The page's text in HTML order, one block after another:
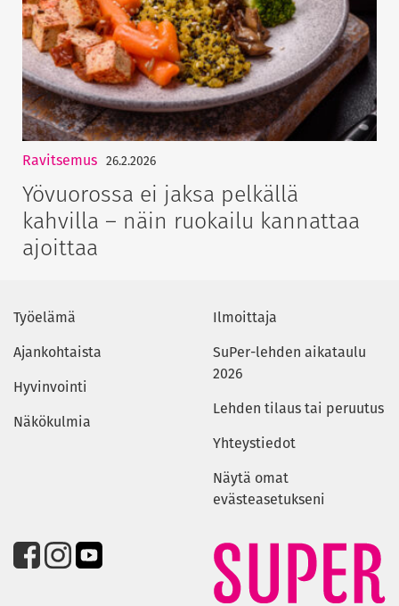
Ravitsemus 26.2.2026
Yövuorossa ei jaksa pelkällä
kahvilla – näin ruokailu kannattaa
ajoittaa
Työelämä
Ajankohtaista
Hyvinvointi
Näkökulmia
Ilmoittaja
SuPer-lehden aikataulu
2026
Lehden tilaus tai peruutus
Yhteystiedot
Näytä omat
evästeasetukseni